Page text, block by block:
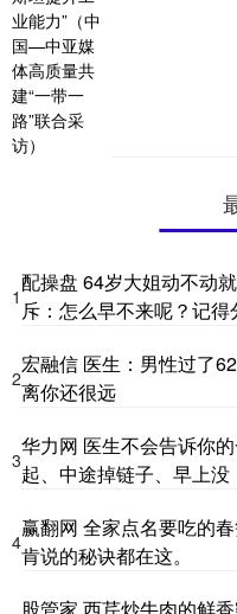
1
配操盘 64岁大姐动不动
斥：怎么早不来呢？记得
2
宏融信 医生：男性过了
离你还很远
3
华力网 医生不会告诉你
起、中途掉链子、早上没
4
赢翻网 全家点名要吃的
肯说的秘诀都在这。